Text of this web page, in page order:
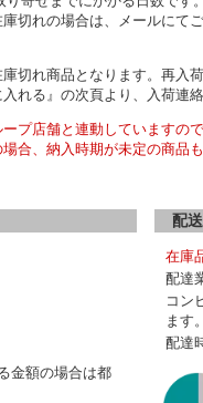
庫切れの場合は、メールにて
庫切れ商品となります。再入
入れる』の次頁より、入荷連
プ店舗と連動していますの
合、納入時期が未定の商品
金額の場合は都
配
在庫
配達
コン
ます。
配達